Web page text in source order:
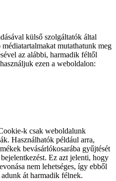
külső szolgáltatók által
mutathatunk meg
az alábbi, harmadik féltől
ezen a weboldalon:
k csak weboldalunk
Használhatók például arra,
bevásárlókosarába gyűjtését
Ez azt jelenti, hogy
nem lehetséges, így ebből
át harmadik félnek.